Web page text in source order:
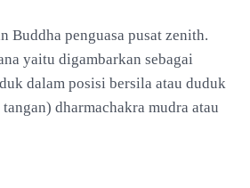
Buddha penguasa pusat zenith.
yaitu digambarkan sebagai
dalam posisi bersila atau duduk
dharmachakra mudra atau